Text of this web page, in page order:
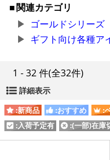
関連カテゴリ
ゴールドシリーズ
ギフト向け各種ア
1 - 32 件(全32件)
詳細表示
:新商品 :おすすめ :
:入荷予定有
:(一部)在庫